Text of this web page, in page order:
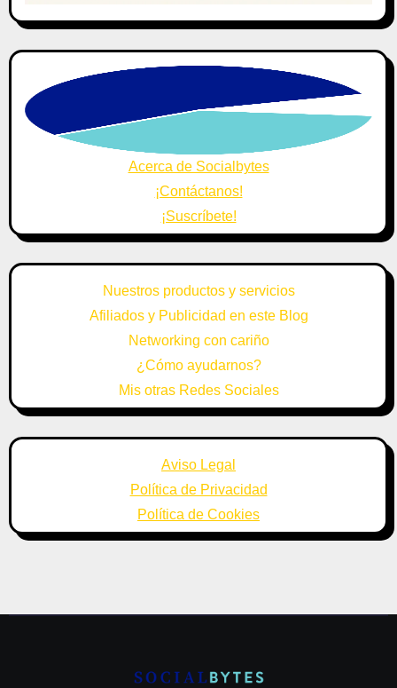
Acerca de Socialbytes
¡Contáctanos!
¡Suscríbete!
Nuestros productos y servicios
Afiliados y Publicidad en este Blog
Networking con cariño
¿Cómo ayudarnos?
Mis otras Redes Sociales
Aviso Legal
Política de Privacidad
Política de Cookies